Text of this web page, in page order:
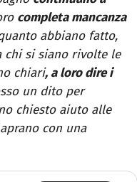
completa mancanza
abbiano fatto,
chi si siano rivolte le
chiari, a loro dire i
un dito per
chiesto aiuto alle
con una